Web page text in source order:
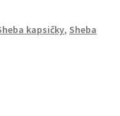
kapsičky, Sheba